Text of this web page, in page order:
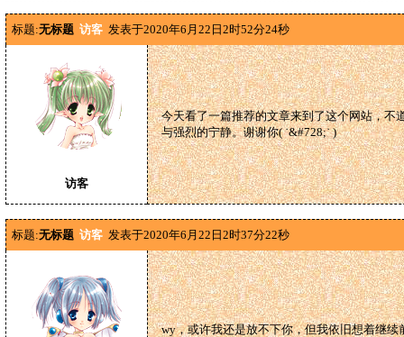
标题:无标题 访客 发表于2020年6月22日2时52分24秒
访客
今天看了一篇推荐的文章来到了这个网站，
与强烈的宁静。谢谢你( ˙&#728;˙ )
标题:无标题 访客 发表于2020年6月22日2时37分22秒
wy，或许我还是放不下你，但我依旧想着继